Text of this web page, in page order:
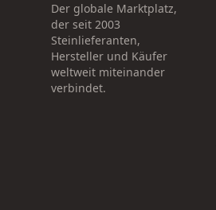
Der globale Marktplatz,
der seit 2003
Steinlieferanten,
Hersteller und Käufer
weltweit miteinander
verbindet.